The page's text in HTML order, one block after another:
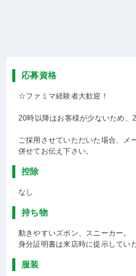
応募資格
☆ファミマ経験者大歓迎！
20時以降はお客様が少ないため、
ご採用させていただいた場合、メ
併せてお伝え下さい。
控除
なし
持ち物
動きやすいズボン、スニーカー。
身分証明書は来店時に提示してい
服装